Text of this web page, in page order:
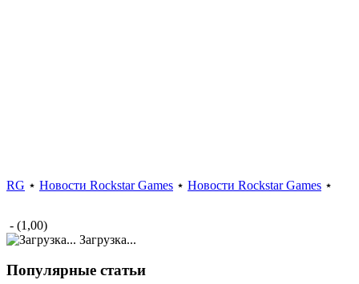
RG ⋆ Новости Rockstar Games ⋆ Новости Rockstar Games ⋆
- (1,00)
Загрузка...
Популярные статьи